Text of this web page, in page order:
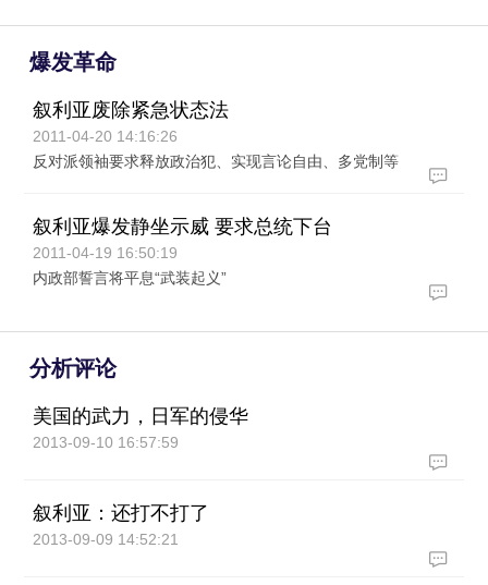
爆发革命
叙利亚废除紧急状态法
2011-04-20 14:16:26
反对派领袖要求释放政治犯、实现言论自由、多党制等
叙利亚爆发静坐示威 要求总统下台
2011-04-19 16:50:19
内政部誓言将平息“武装起义”
分析评论
美国的武力，日军的侵华
2013-09-10 16:57:59
叙利亚：还打不打了
2013-09-09 14:52:21